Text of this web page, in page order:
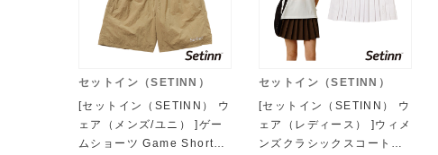
セットイン（SETINN）
[セットイン（SETINN） ウ
ェア（メンズ/ユニ） ]ゲー
ムショーツ Game Shorts
セットイン（SETINN）
[セットイン（SETINN） ウ
ェア（レディース） ]ウィメ
ンズクラシックスコート